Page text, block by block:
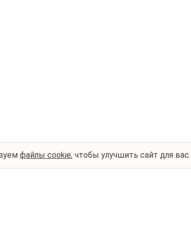
файлы cookie, чтобы улучшить сайт для вас.